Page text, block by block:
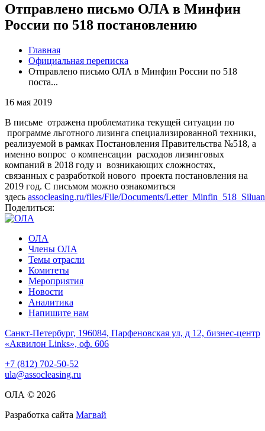
Отправлено письмо ОЛА в Минфин
России по 518 постановлению
Главная
Официальная переписка
Отправлено письмо ОЛА в Минфин России по 518
поста...
16 мая 2019
В письме отражена проблематика текущей ситуации по
программе льготного лизинга специализированной техники,
реализуемой в рамках Постановления Правительства №518, а
именно вопрос о компенсации расходов лизинговых
компаний в 2018 году и возникающих сложностях,
связанных с разработкой нового проекта постановления на
2019 год. С письмом можно ознакомиться
здесь assocleasing.ru/files/File/Documents/
Поделиться:
ОЛА
Члены ОЛА
Темы отрасли
Комитеты
Мероприятия
Новости
Аналитика
Напишите нам
Санкт-Петербург, 196084, Парфеновская ул, д 12, бизнес-центр
«Аквилон Links», оф. 606
+7 (812) 702-50-52
ula@assocleasing.ru
ОЛА © 2026
Разработка сайта Магвай